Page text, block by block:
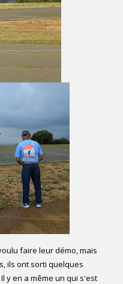
faire leur démo, mais
ils ont sorti quelques
y en a même un qui s'est